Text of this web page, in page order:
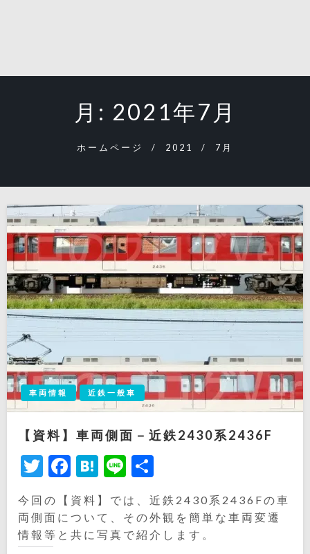
月: 2021年7月
ホームページ 2021 7月
車両情報 近鉄一般車
【資料】車両側面－近鉄2430系2436F
Twitter
Facebook
Hatena
Line
有
今回の【資料】では、近鉄2430系2436Fの車
両側面について、その外観を簡単な車両変遷
情報等と共に写真で紹介します。